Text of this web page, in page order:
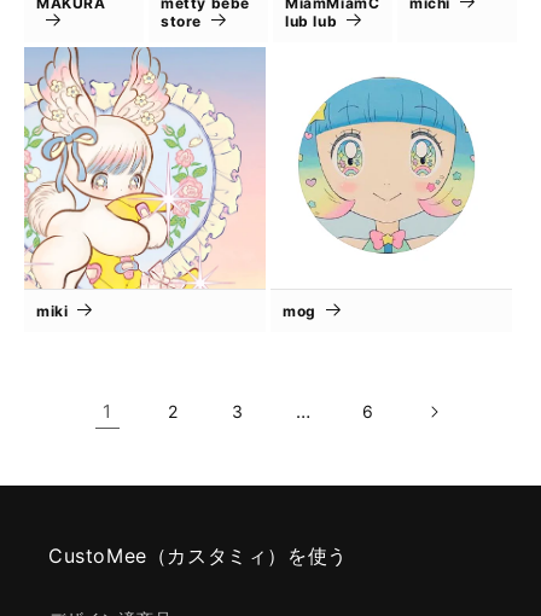
store
lub lub
miki mog
1 2 3 … 6
CustoMee（カスタミィ）を使う